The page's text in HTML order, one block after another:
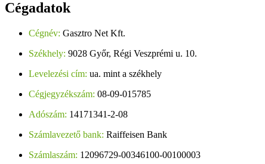
Cégadatok
Cégnév: Gasztro Net Kft.
Székhely: 9028 Győr, Régi Veszprémi u. 10.
Levelezési cím: ua. mint a székhely
Cégjegyzékszám: 08-09-015785
Adószám: 14171341-2-08
Számlavezető bank: Raiffeisen Bank
Számlaszám: 12096729-00346100-00100003